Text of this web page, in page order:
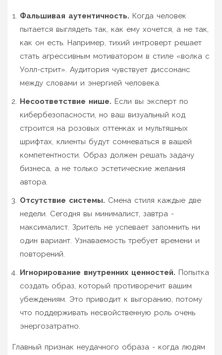
Фальшивая аутентичность. Когда человек
пытается выглядеть так, как ему хочется, а не так,
как он есть. Например, тихий интроверт решает
стать агрессивным мотиватором в стиле «волка с
Уолл-стрит». Аудитория чувствует диссонанс
между словами и энергией человека.
Несоответствие нише. Если вы эксперт по
кибербезопасности, но ваш визуальный код
строится на розовых оттенках и мультяшных
шрифтах, клиенты будут сомневаться в вашей
компетентности. Образ должен решать задачу
бизнеса, а не только эстетические желания
автора.
Отсутствие системы. Смена стиля каждые две
недели. Сегодня вы минималист, завтра -
максималист. Зритель не успевает запомнить ни
один вариант. Узнаваемость требует времени и
повторений.
Игнорирование внутренних ценностей. Попытка
создать образ, который противоречит вашим
убеждениям. Это приводит к выгоранию, потому
что поддерживать несвойственную роль очень
энергозатратно.
Главный признак неудачного образа - когда людям